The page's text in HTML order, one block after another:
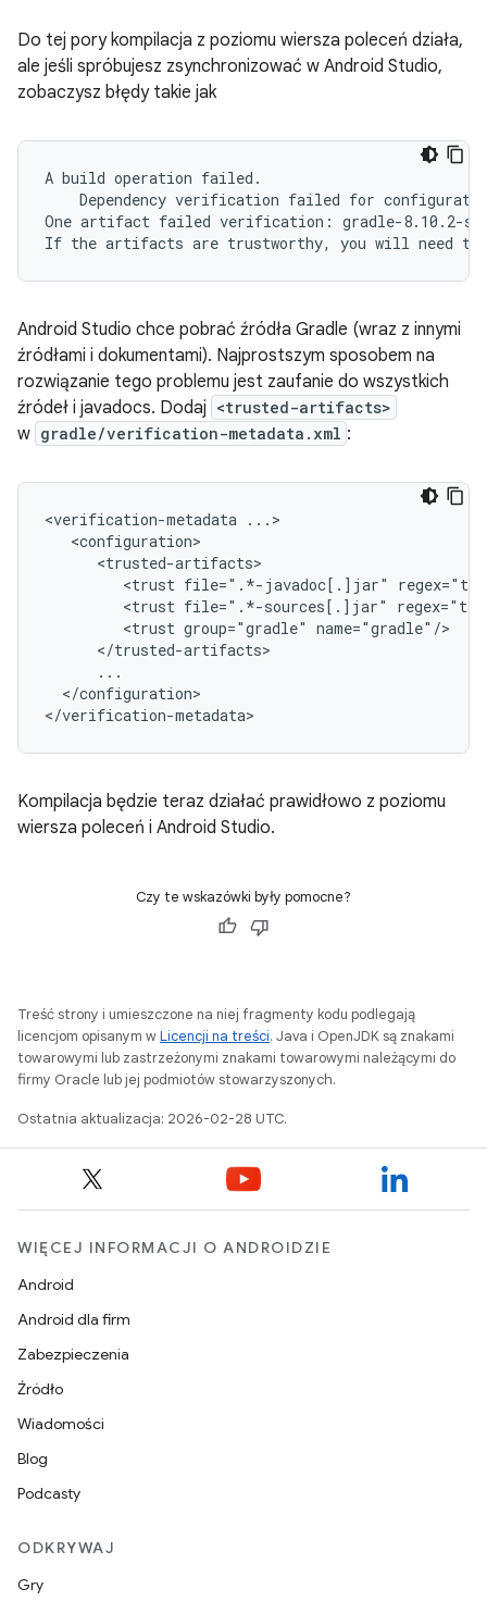
Do tej pory kompilacja z poziomu wiersza poleceń działa,
ale jeśli spróbujesz zsynchronizować w Android Studio,
zobaczysz błędy takie jak
A build operation failed.
Dependency verification failed for
One artifact failed verification: gradle-8.10.2-
Android Studio chce pobrać źródła Gradle (wraz z innymi
źródłami i dokumentami). Najprostszym sposobem na
rozwiązanie tego problemu jest zaufanie do wszystkich
źródeł i javadocs. Dodaj <trusted-artifacts>
w gradle/verification-metadata.xml :
<verification-metadata
<trust file=".*-javadoc[.]jar"
<trust file=".*-sources[.]jar"
<trust group="gradle"
</configuration>
Kompilacja będzie teraz działać prawidłowo z poziomu
wiersza poleceń i Android Studio.
Czy te wskazówki były pomocne?
Treść strony i umieszczone na niej fragmenty kodu podlegają
licencjom opisanym wLicencji na treści. Java i OpenJDK są znakami
towarowymi lub zastrzeżonymi znakami towarowymi należącymi do
firmy Oracle lub jej podmiotów stowarzyszonych.
Ostatnia aktualizacja: 2026-02-28 UTC.
WIĘCEJ INFORMACJI O ANDROIDZIE
Android
Android dla firm
Zabezpieczenia
Źródło
Wiadomości
Blog
Podcasty
ODKRYWAJ
Gry